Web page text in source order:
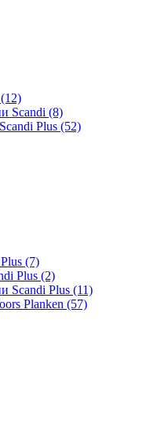
(12)
Scandi (8)
Plus (52)
(7)
Plus (2)
Scandi Plus (11)
Planken (57)